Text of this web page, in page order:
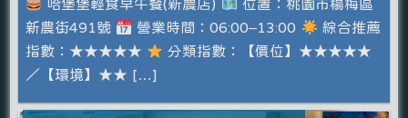
哈堡堡輕食早午餐(新農店)
位置：桃園市楊梅區
新農街491號
營業時間：06:00–13:00
綜合推薦
指數：★★★★★
分類指數：【價位】★★★★★
／【環境】★★ […]